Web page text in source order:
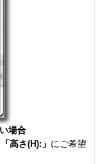
場合
「高さ(H):」 にご希望